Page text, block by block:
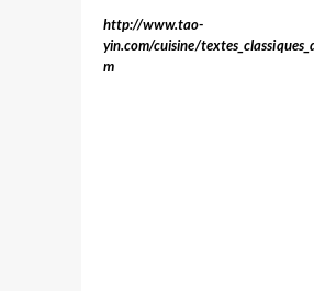
http://www.tao-
yin.com/cuisine/
m